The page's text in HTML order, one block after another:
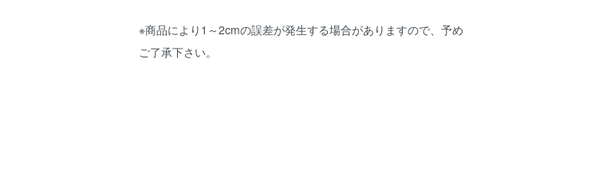
※商品により1～2cmの誤差が発生する場合がありますので、予め
ご了承下さい。